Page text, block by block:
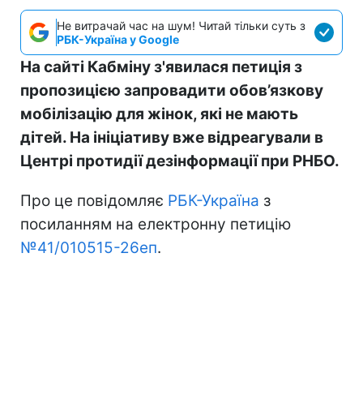
Не витрачай час на шум! Читай тільки суть з
РБК-Україна у Google
На сайті Кабміну з'явилася петиція з
пропозицією запровадити обов’язкову
мобілізацію для жінок, які не мають
дітей. На ініціативу вже відреагували в
Центрі протидії дезінформації при РНБО.
Про це повідомляє РБК-Україна з
посиланням на електронну петицію
№41/010515-26еп.